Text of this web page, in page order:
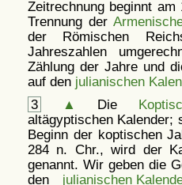
Zeitrechnung beginnt
Trennung der
der Römischen
Jahreszahlen
Zählung der Jahre und
auf den julianischen
3
▲ Die
altägyptischen Kalender;
Beginn der koptischen
284 n. Chr., wird der
genannt. Wir geben die
den julianischen